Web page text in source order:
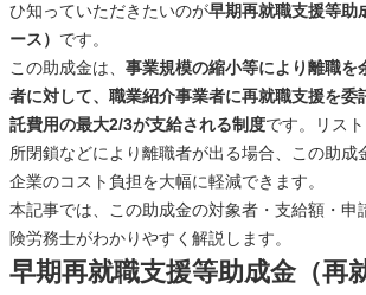
ひ知っていただきたいのが早期再就職支援等助
ース） です。
この助成金は、 事業規模の縮小等により離職を
者に対して、職業紹介事業者に再就職支援を委
託費用の最大2/3が支給される制度です。リス
所閉鎖などにより離職者が出る場合、この助成
企業のコスト負担を大幅に軽減できます。
本記事では、この助成金の対象者・支給額・申
険労務士がわかりやすく解説します。
早期再就職支援等助成金（再